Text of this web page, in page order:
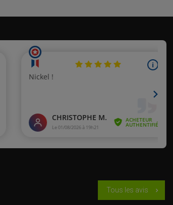
Tous les avis chevron_right